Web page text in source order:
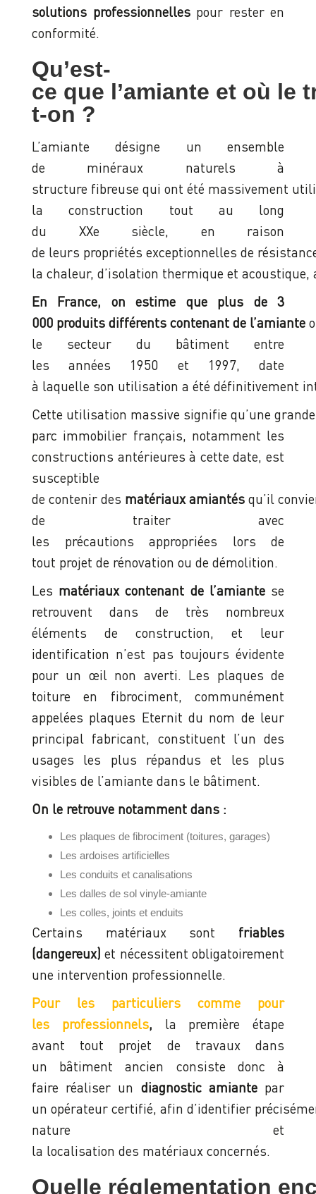
solutions professionnellespour rester en
conformité.
Qu’est-
ce que l’amiante et où le
t-on ?
L’amiante désigne un ensemble
de minéraux naturels à
structure fibreuse qui ont été massivement
la construction tout au long
du XXe siècle, en raison
de leurs propriétés exceptionnelles de
la chaleur, d’isolation thermique et
En France, on estime que plus de 3
000 produits différents contenant de l’amiante
le secteur du bâtiment entre
les années 1950 et 1997, date
à laquelle son utilisation a été définitivement
Cette utilisation massive signifie qu’une
parc immobilier français, notamment les
constructions antérieures à cette date, est
susceptible
de contenir des matériaux amiantés qu’il
de traiter avec
les précautions appropriées lors de
tout projet de rénovation ou de démolition.
Les matériaux contenant de l’amiantese
retrouvent dans de très nombreux
éléments de construction, et leur
identification n’est pas toujours évidente
pour un œil non averti. Les plaques de
toiture en fibrociment, communément
appelées plaques Eternit du nom de leur
principal fabricant, constituent l’un des
usages les plus répandus et les plus
visibles de l’amiante dans le bâtiment.
On le retrouve notamment dans :
Les plaques de fibrociment (toitures, garages)
Les ardoises artificielles
Les conduits et canalisations
Les dalles de sol vinyle-amiante
Les colles, joints et enduits
Certains matériaux sont friables
(dangereux) et nécessitent obligatoirement
une intervention professionnelle.
Pour les particuliers comme pour
les professionnels, la première étape
avant tout projet de travaux dans
un bâtiment ancien consiste donc à
faire réaliser un diagnostic amiantepar
un opérateur certifié, afin d’identifier
nature et
la localisation des matériaux concernés.
Quelle réglementation